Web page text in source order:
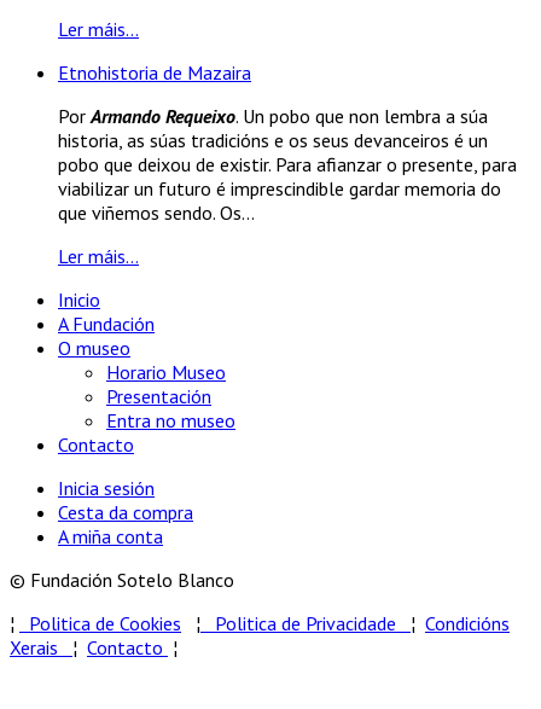
Ler máis...
Etnohistoria de Mazaira
PorArmando Requeixo. Un pobo que non lembra a súa
historia, as súas tradicións e os seus devanceiros é un
pobo que deixou de existir. Para afianzar o presente, para
viabilizar un futuro é imprescindible gardar memoria do
que viñemos sendo. Os...
Ler máis...
Inicio
A Fundación
O museo
Horario Museo
Presentación
Entra no museo
Contacto
Inicia sesión
Cesta da compra
A miña conta
© Fundación Sotelo Blanco
¦
Politica de Cookies ¦ Politica de Privacidade ¦ Condicións
Xerais
¦ Contacto ¦